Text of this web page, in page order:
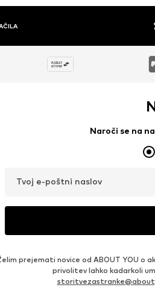
Naroči se na
Tvoj e-poštni naslov
prejemati novice od ABOUT YOU o
privolitev lahko kadarkoli